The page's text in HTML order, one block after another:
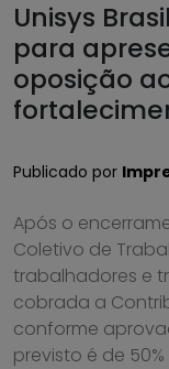
Unisys
para
oposição
Publicado por
Após o
Coletivo de
trabalhadores e
cobrada a
conforme
previsto é de